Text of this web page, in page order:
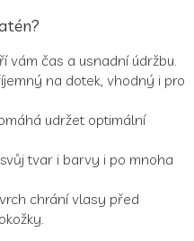
vám čas a usnadní údržbu.
na dotek, vhodný i pro
udržet optimální
tvar i barvy i po mnoha
chrání vlasy před